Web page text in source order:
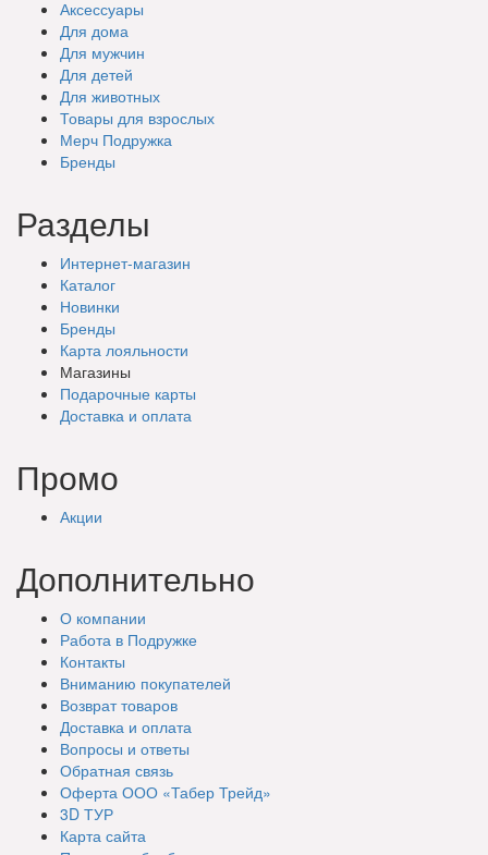
Аксессуары
Для дома
Для мужчин
Для детей
Для животных
Товары для взрослых
Мерч Подружка
Бренды
Разделы
Интернет-магазин
Каталог
Новинки
Бренды
Карта лояльности
Магазины
Подарочные карты
Доставка и оплата
Промо
Акции
Дополнительно
О компании
Работа в Подружке
Контакты
Вниманию покупателей
Возврат товаров
Доставка и оплата
Вопросы и ответы
Обратная связь
Оферта ООО «Табер Трейд»
3D ТУР
Карта сайта